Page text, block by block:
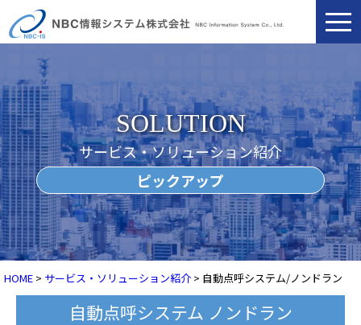
SOLUTION
サービス・ソリューション紹介
ピックアップ
HOME > サービス・ソリューション紹介 > 自動点呼システム/ノンドラン
自動点呼システム ノンドラン